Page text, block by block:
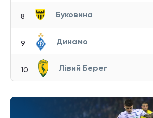
8 Буковина
9 Динамо
10 Лівий Берег